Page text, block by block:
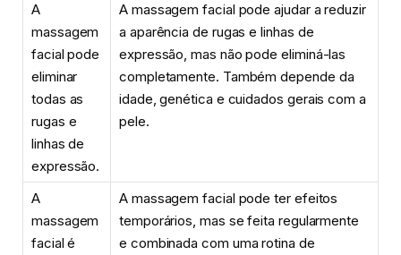
A
massagem
facial pode
eliminar
todas as
rugas e
linhas de
expressão.
A massagem facial pode ajudar a reduzir
a aparência de rugas e linhas de
expressão, mas não pode eliminá-las
completamente. Também depende da
idade, genética e cuidados gerais com a
pele.
A
massagem
facial é
A massagem facial pode ter efeitos
temporários, mas se feita regularmente
e combinada com uma rotina de